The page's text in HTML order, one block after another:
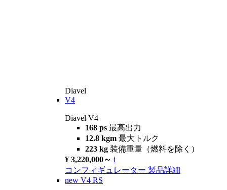
Diavel
V4
Diavel V4
168 ps 最高出力
12.8 kgm 最大トルク
223 kg 装備重量（燃料を除く）
¥ 3,220,000～ i
コンフィギュレーター 製品詳細
new V4 RS